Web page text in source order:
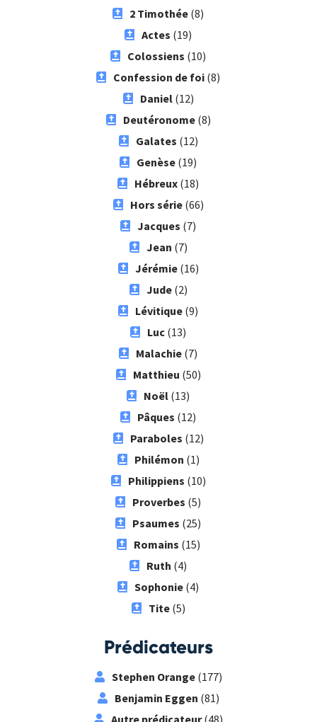
2 Timothée (8)
Actes (19)
Colossiens (10)
Confession de foi (8)
Daniel(12)
Deutéronome(8)
Galates (12)
Genèse (19)
Hébreux (18)
Hors série(66)
Jacques (7)
Jean (7)
Jérémie(16)
Jude(2)
Lévitique (9)
Luc (13)
Malachie (7)
Matthieu (50)
Noël (13)
Pâques (12)
Paraboles (12)
Philémon (1)
Philippiens (10)
Proverbes (5)
Psaumes (25)
Romains (15)
Ruth (4)
Sophonie (4)
Tite(5)
Prédicateurs
Stephen Orange(177)
Benjamin Eggen (81)
Autre prédicateur(48)